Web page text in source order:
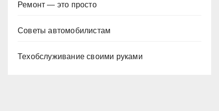
Ремонт — это просто
Советы автомобилистам
Техобслуживание своими руками